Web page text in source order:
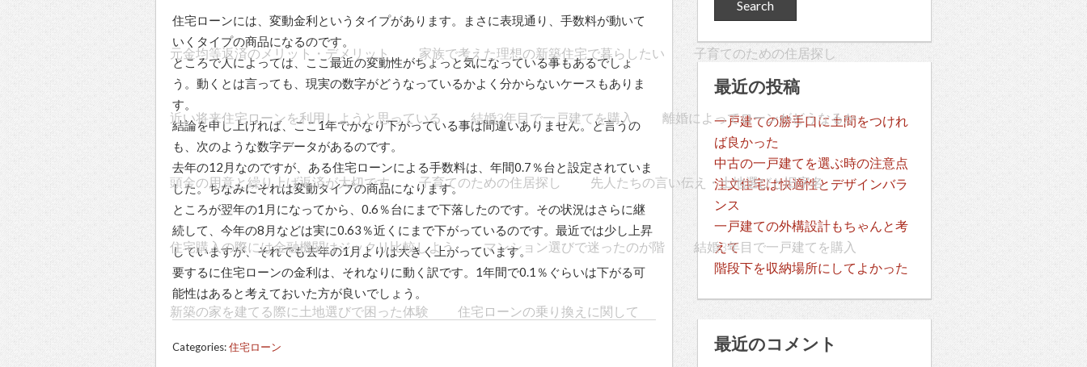
元金均等返済のメリット・デメリット 家族で考えた理想の新築住宅で暮らしたい 子育てのための住居探し
近い将来住宅ローンを利用しようと思っている 結婚3年目で一戸建てを購入 離婚によってローンがどうなるか
頭金の用意と繰り上げ返済が大切です 子育てのための住居探し 先人たちの言い伝え・土地選びと旧字名
住宅購入の際には金融機関はジックリ比較しよう マンション選びで迷ったのが階 結婚3年目で一戸建てを購入
新築の家を建てる際に土地選びで困った体験 住宅ローンの乗り換えに関して
住宅ローンには、変動金利というタイプがあります。まさに表現通り、手数料が動いて
いくタイプの商品になるのです。
ところで人によっては、ここ最近の変動性がちょっと気になっている事もあるでしょ
う。動くとは言っても、現実の数字がどうなっているかよく分からないケースもありま
す。
結論を申し上げれば、ここ1年でかなり下がっている事は間違いありません。と言うの
も、次のような数字データがあるのです。
去年の12月なのですが、ある住宅ローンによる手数料は、年間0.7％台と設定されていま
した。ちなみにそれは変動タイプの商品になります。
ところが翌年の1月になってから、0.6％台にまで下落したのです。その状況はさらに継
続して、今年の8月などは実に0.63％近くにまで下がっているのです。最近では少し上昇
していますが、それでも去年の1月よりは大きく上がっています。
要するに住宅ローンの金利は、それなりに動く訳です。1年間で0.1％ぐらいは下がる可
能性はあると考えておいた方が良いでしょう。
Categories:住宅ローン
最近の投稿
一戸建ての勝手口に土間をつけれ
ば良かった
中古の一戸建てを選ぶ時の注意点
注文住宅は快適性とデザインバラ
ンス
一戸建ての外構設計もちゃんと考
えて
階段下を収納場所にしてよかった
最近のコメント